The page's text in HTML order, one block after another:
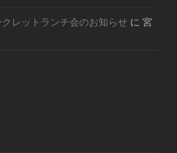
レットランチ会のお知らせ に 宮